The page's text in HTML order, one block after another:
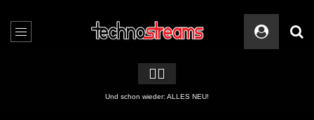
🏳️‍🌈
2 APPs für Techno Streams